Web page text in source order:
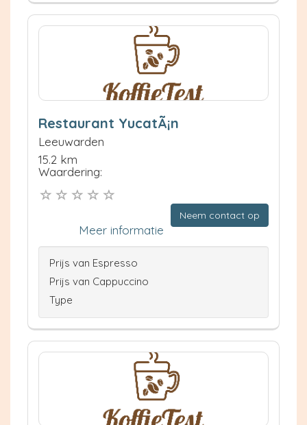
Restaurant YucatÃ¡n
Leeuwarden
15.2 km
Waardering:
Neem contact op
Meer informatie
Prijs van Espresso
Prijs van Cappuccino
Type